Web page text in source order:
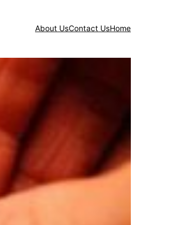
About UsContact UsHome